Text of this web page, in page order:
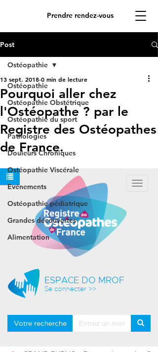
Prendre rendez-vous
Post
Ostéopathie
Ostéopathie Obstétrique
Ostéopathie du sport
Pathologies
Douleurs Chroniques
Ostéopathie Viscérale
Evénements
Ostéopathie pédiatrique
Grandes découvertes
Alimentation
Ostéopathie
Pourquoi aller chez
l'Ostéopathe ? par le
Registre des Ostéopathes
de France.
13 sept. 2018 0 min de lecture